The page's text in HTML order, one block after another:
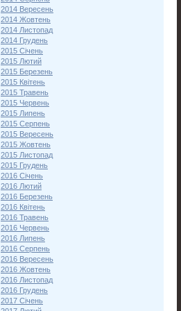
2014 Вересень
2014 Жовтень
2014 Листопад
2014 Грудень
2015 Січень
2015 Лютий
2015 Березень
2015 Квітень
2015 Травень
2015 Червень
2015 Липень
2015 Серпень
2015 Вересень
2015 Жовтень
2015 Листопад
2015 Грудень
2016 Січень
2016 Лютий
2016 Березень
2016 Квітень
2016 Травень
2016 Червень
2016 Липень
2016 Серпень
2016 Вересень
2016 Жовтень
2016 Листопад
2016 Грудень
2017 Січень